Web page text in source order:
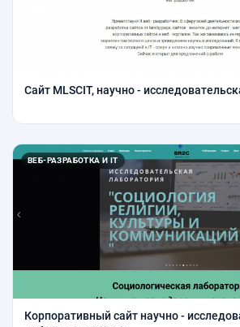
Сайт MLSCIT, научно -
ВЕБ-РАЗРАБОТКА И IT
Корпоративный сайт научно -